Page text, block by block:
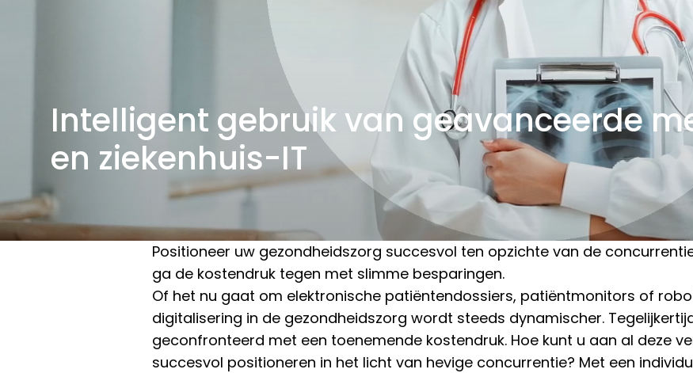
Intelligent gebruik van geavanceerde
en ziekenhuis-IT
Positioneer uw gezondheidszorg succesvol ten opzichte van de
ga de kostendruk tegen met slimme besparingen.
Of het nu gaat om elektronische patiëntendossiers, patiëntmonitors of
digitalisering in de gezondheidszorg wordt steeds dynamischer.
geconfronteerd met een toenemende kostendruk. Hoe kunt u aan al deze
succesvol positioneren in het licht van hevige concurrentie? Met een